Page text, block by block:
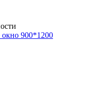
900*1200